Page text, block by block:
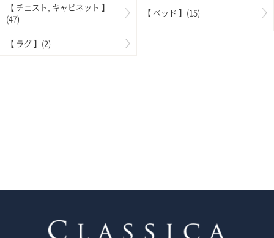
【 チェスト, キャビネット 】
(47)
【 ベッド 】(15)
【 ラグ 】(2)